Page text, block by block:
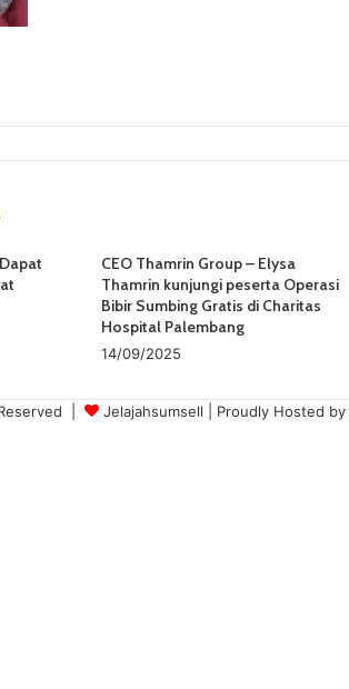
CEO Thamrin Group – Elysa
Thamrin kunjungi peserta Operasi
Bibir Sumbing Gratis di Charitas
Hospital Palembang
14/09/2025
| Jelajahsumsell | Proudly Hosted by